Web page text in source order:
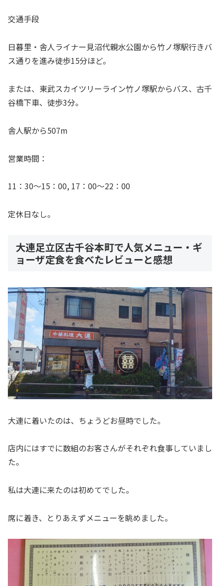
交通手段
日暮里・舎人ライナー見沼代親水公園から竹ノ塚駅行きバ
ス通りを進み徒歩15分ほど。
または、東武スカイツリーライン竹ノ塚駅からバス、古千
谷橋下車、徒歩3分。
舎人駅から507m
営業時間：
11：30～15：00, 17：00～22：00
定休日なし。
大連足立区古千谷本町で人気メニュー・ギ
ョーザ定食を食べたレビューと感想
大連に着いたのは、ちょうどお昼時でした。
店内にはすでに数組のお客さんがそれぞれ食事していまし
た。
私は大連に来たのは初めてでした。
席に着き、とりあえずメニューを眺めました。